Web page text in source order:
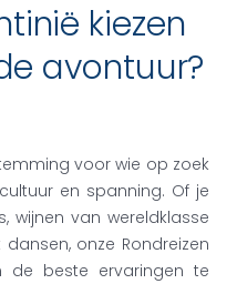
kiezen
avontuur?
voor wie op zoek
en spanning. Of je
wijnen van wereldklasse
onze Rondreizen
de beste ervaringen te